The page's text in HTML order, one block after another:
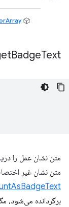
Promise<
BadgeText(
متن نشان عمل را
متن نشان غیر
برگردانده می‌شود،